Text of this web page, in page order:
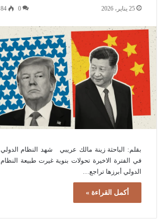
25 يناير، 2026 0
84
بقلم: الباحثة زينة مالك عريبي شهد النظام الدولي
في الفترة الاخيرة تحولات بنوية غيرت طبيعة النظام
الدولي أبرزها تراجع…
أكمل القراءة »